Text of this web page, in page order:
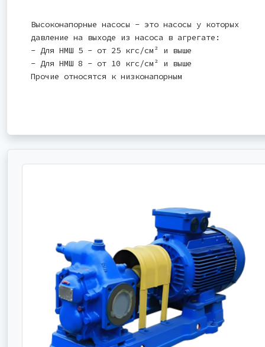
Высоконапорные насосы - это насосы у которых
давление на выходе из насоса в агрегате:
- Для НМШ 5 - от 25 кгс/см² и выше
- Для НМШ 8 - от 10 кгс/см² и выше
Прочие относятся к низконапорным